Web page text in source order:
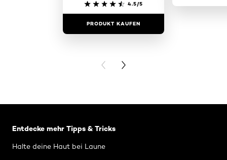
4.5/5
PRODUKT KAUFEN
PREVIOUS CARD
NEXT CARD
Entdecke mehr Tipps & Tricks
Halte deine Haut bei Laune